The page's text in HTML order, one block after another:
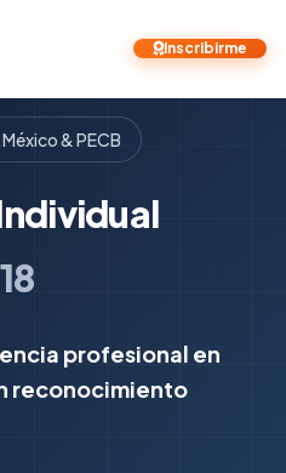
Inscribirme
& PECB
profesional en
reconocimiento